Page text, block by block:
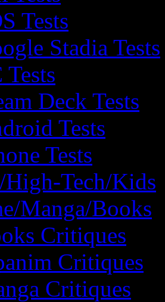
Tests
Stadia Tests
Tests
Deck Tests
Tests
Tests
High-Tech/Kids
Manga/Books
Critiques
Critiques
Critiques